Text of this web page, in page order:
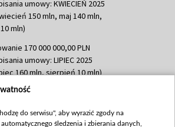
umowy: KWIECIEŃ 2025
150 mln, maj 140 mln,
mln)
170 000 000,00 PLN
umowy: LIPIEC 2025
160 mln, sierpień 10 mln)
60 000 000,00 PLN
60 mln)
do serwisu", aby wyrazić zgody na
śledzenia i zbierania danych,